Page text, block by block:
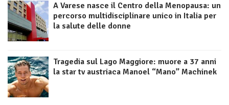
A Varese nasce il Centro della Menopausa: un
percorso multidisciplinare unico in Italia per
la salute delle donne
Tragedia sul Lago Maggiore: muore a 37 anni
la star tv austriaca Manoel “Mano” Machinek